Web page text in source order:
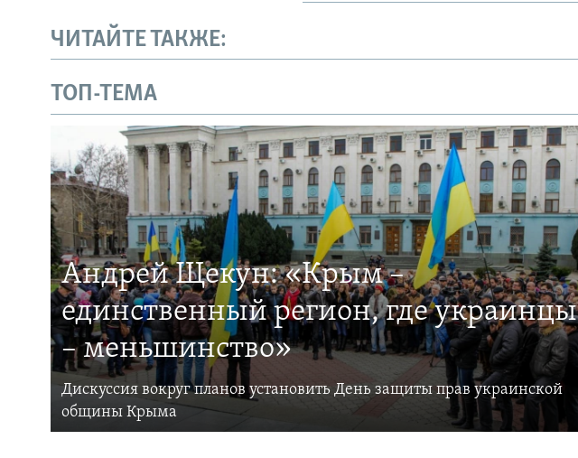
ЧИТАЙТЕ ТАКЖЕ:
ТОП-ТЕМА
Андрей Щекун: «Крым –
единственный регион, где украинцы
– меньшинство»
Дискуссия вокруг планов установить День защиты прав украинской
общины Крыма